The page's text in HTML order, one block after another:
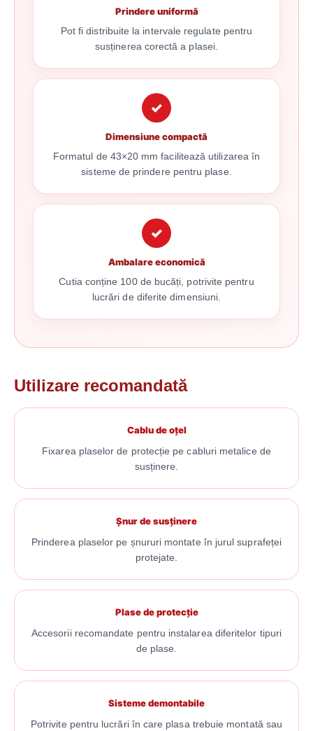
Prindere uniformă
Pot fi distribuite la intervale regulate pentru
susținerea corectă a plasei.
✓
Dimensiune compactă
Formatul de 43×20 mm facilitează utilizarea în
sisteme de prindere pentru plase.
✓
Ambalare economică
Cutia conține 100 de bucăți, potrivite pentru
lucrări de diferite dimensiuni.
Utilizare recomandată
Cablu de oțel
Fixarea plaselor de protecție pe cabluri metalice de
susținere.
Șnur de susținere
Prinderea plaselor pe șnururi montate în jurul suprafeței
protejate.
Plase de protecție
Accesorii recomandate pentru instalarea diferitelor tipuri
de plase.
Sisteme demontabile
Potrivite pentru lucrări în care plasa trebuie montată sau